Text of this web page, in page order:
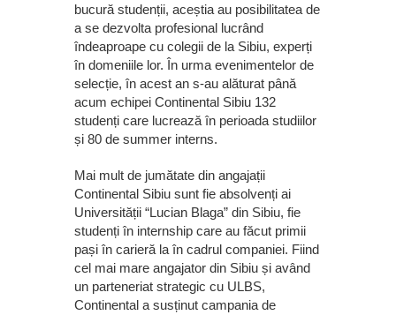
bucură studenții, aceștia au posibilitatea de
a se dezvolta profesional lucrând
îndeaproape cu colegii de la Sibiu, experți
în domeniile lor. În urma evenimentelor de
selecție, în acest an s-au alăturat până
acum echipei Continental Sibiu 132
studenți care lucrează în perioada studiilor
și 80 de summer interns.
Mai mult de jumătate din angajații
Continental Sibiu sunt fie absolvenți ai
Universității “Lucian Blaga” din Sibiu, fie
studenți în internship care au făcut primii
pași în carieră la în cadrul companiei. Fiind
cel mai mare angajator din Sibiu și având
un parteneriat strategic cu ULBS,
Continental a susținut campania de